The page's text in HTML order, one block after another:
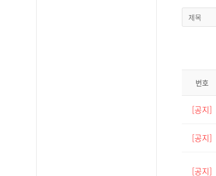
제목
번호
[공지]
[공지]
[공지]